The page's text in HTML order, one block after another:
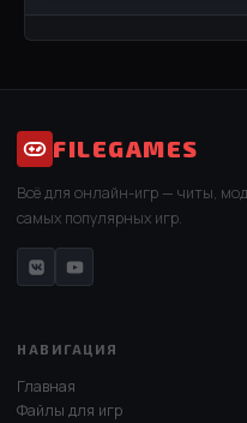
FILEGAMES
Всё для онлайн-игр — читы,
самых популярных игр.
НАВИГАЦИЯ
Главная
Файлы для игр